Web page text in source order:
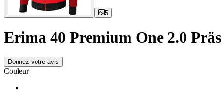
5
Erima 40 Premium One 2.0
Donnez votre avis
Couleur